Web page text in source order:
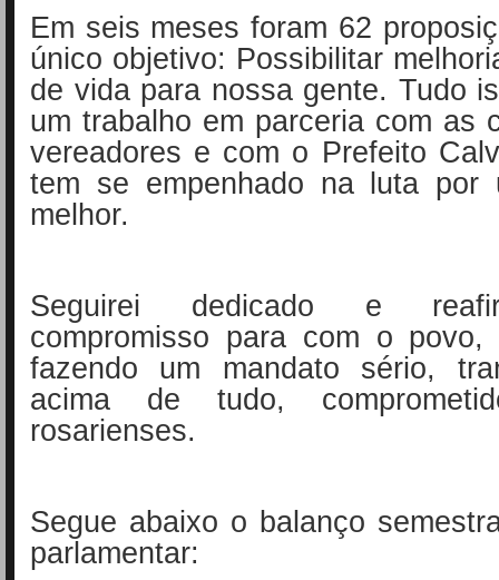
Em seis meses foram 62
único objetivo: Possibilitar
de vida para nossa gente. Tudo
um trabalho em parceria com as
vereadores e com o Prefeito
tem se empenhado na luta por
melhor.
Seguirei dedicado e
compromisso para com o povo,
fazendo um mandato sério,
acima de tudo,
rosarienses.
Segue abaixo o balanço
parlamentar: